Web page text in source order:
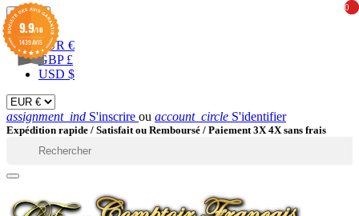
EUR 
EUR €
GBP £
USD $
assignment_ind S'inscrire ou account_circle S'identifier
Expédition rapide / Satisfait ou Remboursé / Paiement 3X 4X sans frais
0
0
9.9/10
1439 AVIS